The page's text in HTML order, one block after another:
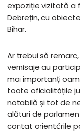
expoziție vizitată a
Debrețin, cu
Bihar.
Ar trebui să
vernisaje au
mai importanți
toate oficialitățile
notabilă și tot de
alături de
contat orientările